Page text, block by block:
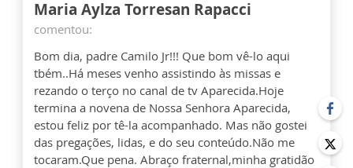
Maria Aylza Torresan Rapacci
comentou:
Bom dia, padre Camilo Jr!!! Que bom vê-lo aqui
tbém..Há meses venho assistindo às missas e
rezando o terço no canal de tv Aparecida.Hoje
termina a novena de Nossa Senhora Aparecida,
estou feliz por tê-la acompanhado. Mas não gostei
das pregações, lidas, e do seu conteúdo.Não me
tocaram.Que pena. Abraço fraternal,minha gratidão